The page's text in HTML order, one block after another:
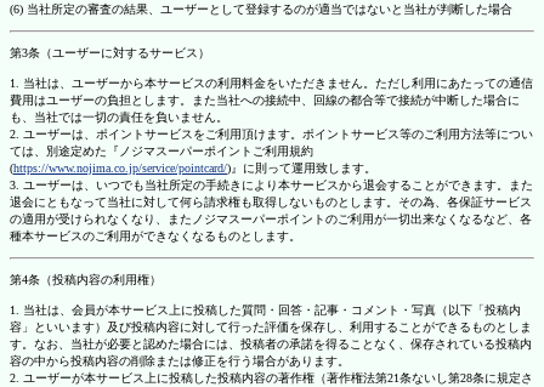
(6) 当社所定の審査の結果、ユーザーとして登録するのが適当ではないと当社が判断した場合
第3条（ユーザーに対するサービス）
1. 当社は、ユーザーから本サービスの利用料金をいただきません。ただし利用にあたっての通信
費用はユーザーの負担とします。また当社への接続中、回線の都合等で接続が中断した場合に
も、当社では一切の責任を負いません。
2. ユーザーは、ポイントサービスをご利用頂けます。ポイントサービス等のご利用方法等につい
ては、別途定めた『ノジマスーパーポイントご利用規約
(https://www.nojima.co.jp/service/pointcard/)』に則って運用致します。
3. ユーザーは、いつでも当社所定の手続きにより本サービスから退会することができます。また
退会にともなって当社に対して何ら請求権も取得しないものとします。その為、各保証サービス
の適用が受けられなくなり、またノジマスーパーポイントのご利用が一切出来なくなるなど、各
種本サービスのご利用ができなくなるものとします。
第4条（投稿内容の利用権）
1. 当社は、会員が本サービス上に投稿した質問・回答・記事・コメント・写真（以下「投稿内
容」といいます）及び投稿内容に対して行った評価を保存し、利用することができるものとしま
す。なお、当社が必要と認めた場合には、投稿者の承諾を得ることなく、保存されている投稿内
容の中から投稿内容の削除または修正を行う場合があります。
2. ユーザーが本サービス上に投稿した投稿内容の著作権（著作権法第21条ないし第28条に規定さ